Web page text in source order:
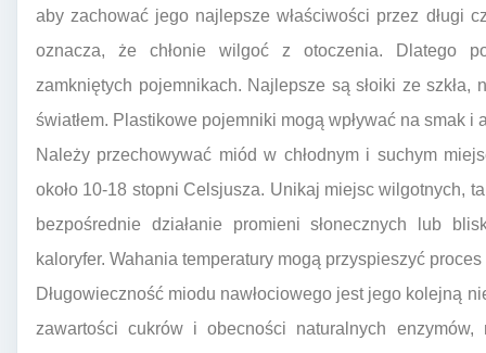
aby zachować jego najlepsze właściwości przez długi
oznacza, że chłonie wilgoć z otoczenia. Dlatego
zamkniętych pojemnikach. Najlepsze są słoiki ze
światłem. Plastikowe pojemniki mogą wpływać na smak
Należy przechowywać miód w chłodnym i suchym
około 10-18 stopni Celsjusza. Unikaj miejsc wilgotnych,
bezpośrednie działanie promieni słonecznych lub
kaloryfer. Wahania temperatury mogą przyspieszyć
Długowieczność miodu nawłociowego jest jego kolejną
zawartości cukrów i obecności naturalnych